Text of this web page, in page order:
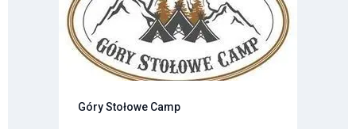
Góry Stołowe Camp